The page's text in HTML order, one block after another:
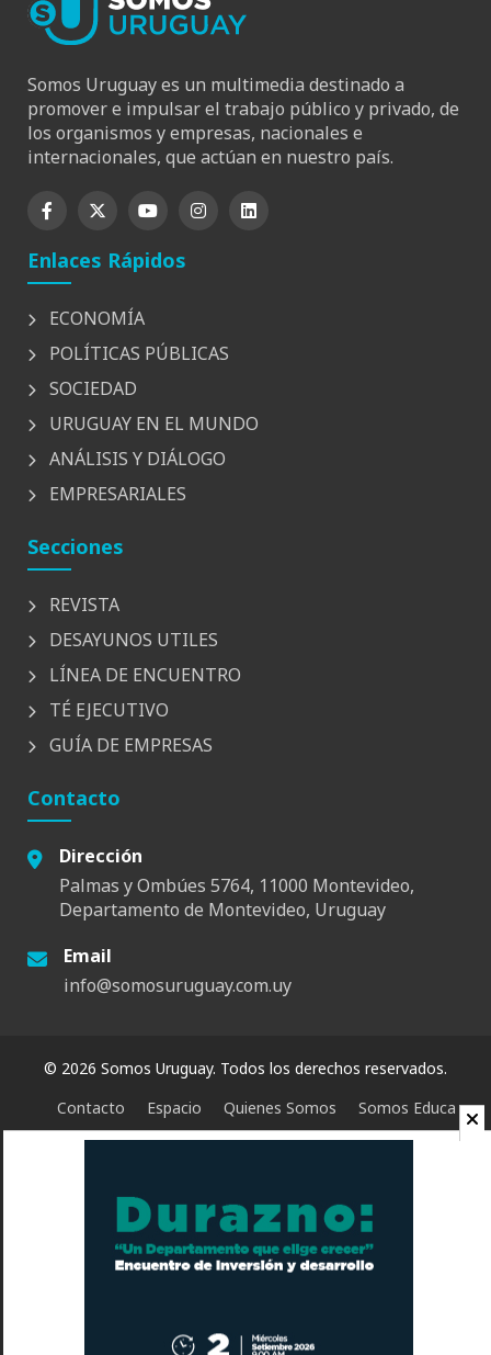
Somos Uruguay es un multimedia destinado a
promover e impulsar el trabajo público y privado, de
los organismos y empresas, nacionales e
internacionales, que actúan en nuestro país.
Enlaces Rápidos
ECONOMÍA
POLÍTICAS PÚBLICAS
SOCIEDAD
URUGUAY EN EL MUNDO
ANÁLISIS Y DIÁLOGO
EMPRESARIALES
Secciones
REVISTA
DESAYUNOS UTILES
LÍNEA DE ENCUENTRO
TÉ EJECUTIVO
GUÍA DE EMPRESAS
Contacto
Dirección
Palmas y Ombúes 5764, 11000 Montevideo,
Departamento de Montevideo, Uruguay
Email
info@somosuruguay.com.uy
© 2026 Somos Uruguay. Todos los derechos reservados.
Contacto
Espacio Quienes Somos Somos Educa